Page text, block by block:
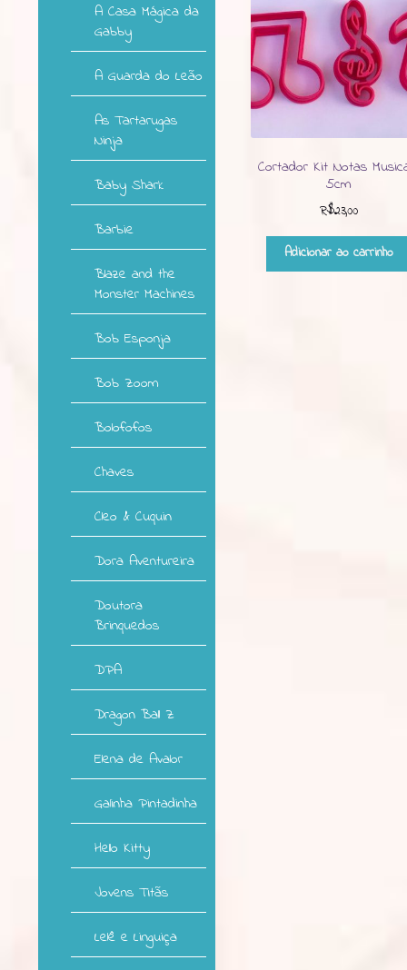
Cortador Kit Notas
5cm
R$23,00
Adicionar ao carrinho
A Casa Mágica da
Gabby
A Guarda do Leão
As Tartarugas
Ninja
Baby Shark
Barbie
Blaze and the
Monster Machines
Bob Esponja
Bob Zoom
Bolofofos
Chaves
Cleo & Cuquin
Dora Aventureira
Doutora
Brinquedos
DPA
Dragon Ball Z
Elena de Avalor
Galinha Pintadinha
Hello Kitty
Jovens Titãs
Lelê e Linguiça